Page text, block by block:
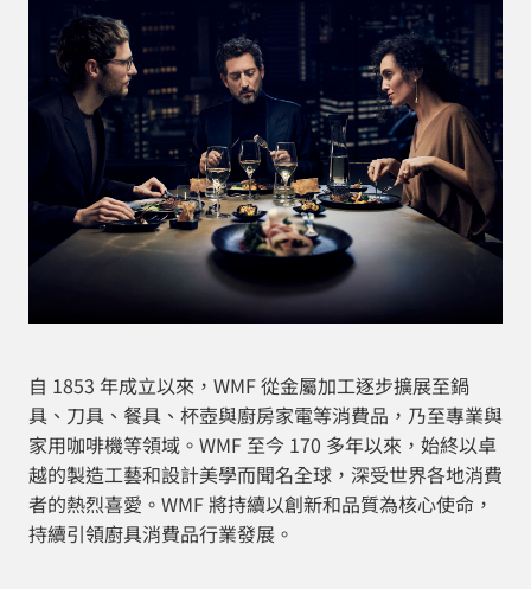
自 1853 年成立以來，WMF 從金屬加工逐步擴展至鍋
具、刀具、餐具、杯壺與廚房家電等消費品，乃至專業與
家用咖啡機等領域。WMF 至今 170 多年以來，始終以卓
越的製造工藝和設計美學而聞名全球，深受世界各地消費
者的熱烈喜愛。WMF 將持續以創新和品質為核心使命，
持續引領廚具消費品行業發展。